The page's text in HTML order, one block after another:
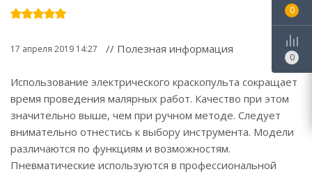
17 апреля 2019 14:27 // Полезная информация
Использование электрического краскопульта сокращает
время проведения малярных работ. Качество при этом
значительно выше, чем при ручном методе. Следует
внимательно отнестись к выбору инструмента. Модели
различаются по функциям и возможностям.
Пневматические используются в профессиональной
0
0